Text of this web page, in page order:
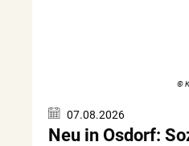
©
07.08.2026
Neu in Osdorf: